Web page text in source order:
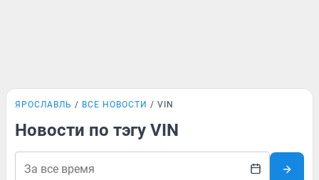
ЯРОСЛАВЛЬ ВСЕ НОВОСТИ VIN
Новости по тэгу VIN